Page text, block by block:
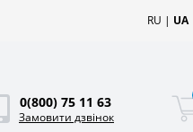
RU | UA
0(800) 75 11 63
Замовити дзвінок